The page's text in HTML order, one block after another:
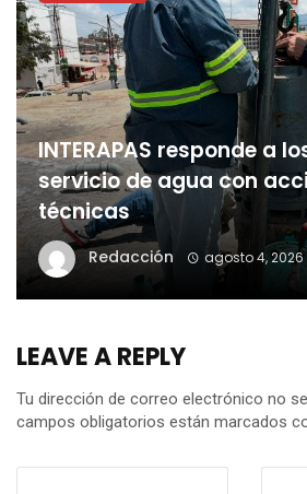
INTERAPAS responde a
servicio de agua con
técnicas
Redacción agosto 4, 2026
LEAVE A REPLY
Tu dirección de correo electrónico no
campos obligatorios están marcados